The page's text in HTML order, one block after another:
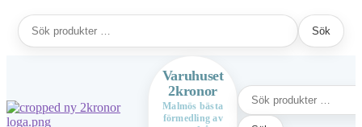
Sök
efter:
Sök
Hoppa
Hoppa
Varuhuset
2kronor
Malmös bästa
förmedling av
Sök
efter: